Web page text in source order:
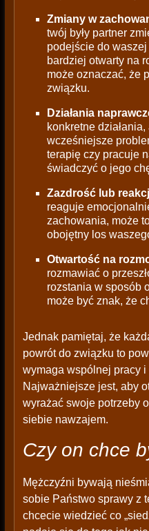
Zmiany w
twój były partner
podejście do waszej
bardziej otwarty na
może oznaczać, że
związku.
Działania
konkretne
wcześniejsze
terapię czy pracuje
świadczyć o jego
Zazdrość lub
reaguje
zachowania, może
obojętny los
Otwartość na
rozmawiać o
rozstania w sposób
może być znak, że
Jednak pamiętaj, że
powrót do związku to
wymaga wspólnej pracy i
Najważniejsze jest, aby
wyrażać swoje potrzeby
siebie nawzajem.
Czy on chce
Mężczyźni bywają
sobie Państwo sprawy z
chcecie wiedzieć co